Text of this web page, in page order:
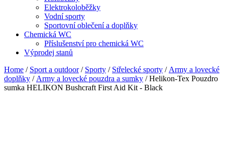
Elektrokoloběžky
Vodní sporty
Sportovní oblečení a doplňky
Chemická WC
Příslušenství pro chemická WC
Výprodej stanů
Home / Sport a outdoor/ Sporty / Střelecké sporty / Army a lovecké
doplňky / Army a lovecké pouzdra a sumky / Helikon-Tex Pouzdro
sumka HELIKON Bushcraft First Aid Kit - Black